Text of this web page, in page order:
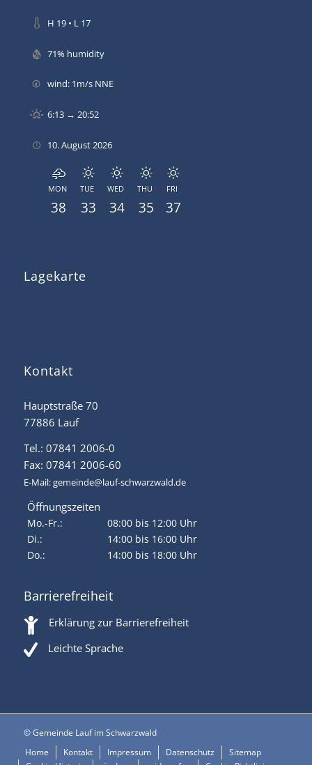
H 19 • L 17
71% humidity
wind: 1m/s NNE
6:13 → 20:52
10. August 2026
MON
38
TUE
33
WED
34
THU
35
FRI
37
Lagekarte
Kontakt
Hauptstraße 70
77886 Lauf
Tel.: 07841 2006-0
Fax: 07841 2006-60
E-Mail:gemeinde@lauf-schwarzwald.de
Öffnungszeiten
Mo.-Fr.:
08:00 bis 12:00 Uhr
Di.:
14:00 bis 16:00 Uhr
Do.:
14:00 bis 18:00 Uhr
Barrierefreiheit
Erklärung zur Barrierefreiheit
Leichte Sprache
© Gemeinde Lauf im Schwarzwald
Home
Kontakt Impressum Datenschutz
Sitemap